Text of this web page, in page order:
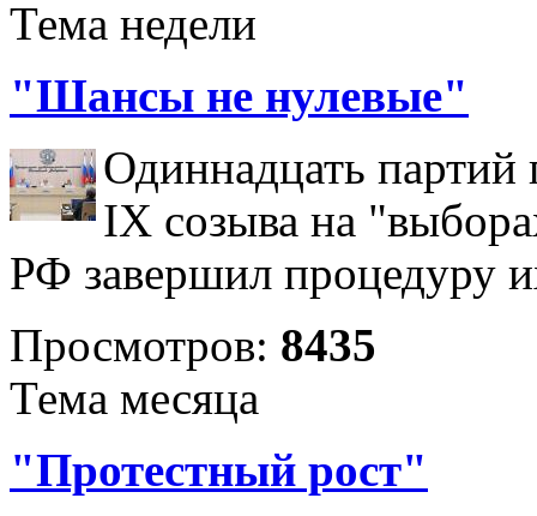
Тема недели
"Шансы не нулевые"
Одиннадцать партий
IX созыва на
РФ завершил процедуру
Просмотров: 8435
Тема месяца
"Протестный рост"